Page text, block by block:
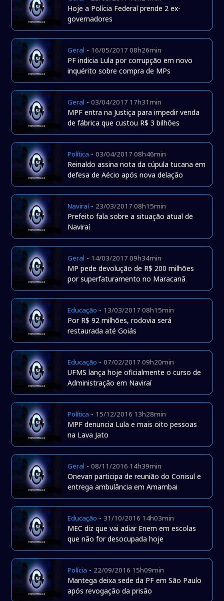
Hoje a Polícia Federal prende 2 ex-
governadores
Geral - 16/05/2017 08h26min
PF indicia Lula por corrupção em novo
inquérito sobre compra de MPs
Geral -03/04/2017 17h31min
MPF entra na Justiça para impedir venda
de fábrica que custou R$ 3 bilhões
Política -03/04/2017 08h46min
Reinaldo assina nota da cúpula tucana em
defesa de Aécio após nova delação
Naviraí- 23/03/2017 08h15min
Prefeito fala sobre a situação atual de
Naviraí
Geral - 14/03/2017 09h34min
MP pede devolução de R$ 200 milhões
por superfaturamento no Maracanã
Educação - 13/03/2017 08h15min
Por R$ 92 milhões, rodovia será
restaurada até Goiás
Educação -07/02/2017 09h20min
UFMS lança hoje oficialmente o curso de
Administração em Naviraí
Política - 15/12/2016 13h28min
MPF denuncia Lula e mais oito pessoas
na Lava Jato
Geral -08/11/2016 14h39min
Onevan participa de reunião do Conisul e
entrega ambulância em Amambai
Educação - 31/10/2016 14h03min
MEC diz que vai adiar Enem em escolas
que não for desocupada hoje
Polícia - 22/09/2016 15h09min
Mantega deixa sede da PF em São Paulo
após revogação da prisão